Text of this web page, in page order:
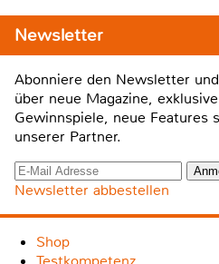
Newsletter
Abonniere den Newsletter
über neue Magazine,
Gewinnspiele, neue Features
unserer Partner.
Newsletter abbestellen
Shop